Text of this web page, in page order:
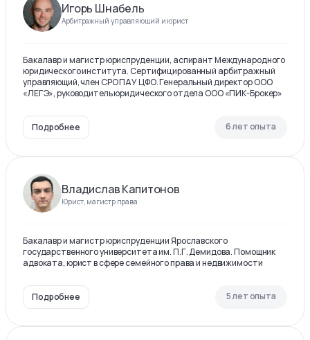
Игорь Шнабель
Арбитражный управляющий и юрист
Бакалавр и магистр юриспруденции, аспирант Международного
юридического института. Сертифицированный арбитражный
управляющий, член СРО ПАУ ЦФО. Генеральный директор ООО
«ЛЕГЭ», руководитель юридического отдела ООО «ПИК-Брокер»
Подробнее 6 лет опыта
Владислав Капитонов
Юрист, магистр права
Бакалавр и магистр юриспруденции Ярославского
государственного университета им. П.Г. Демидова. Помощник
адвоката, юрист в сфере семейного права и недвижимости
Подробнее 5 лет опыта